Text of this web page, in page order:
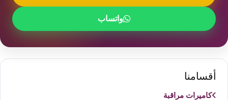
واتساب
أقسامنا
كاميرات مراقبة